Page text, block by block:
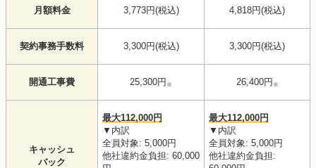
月額料金 3,773円(税込) 4,818円(税込)
契約事務手数料 3,300円(税込) 3,300円(税込)
開通工事費 25,300円 ※ 26,400円 ※
キャッシュ
バック
最大112,000円
▼内訳
全員対象: 5,000円
他社違約金負担: 60,000
最大112,000円
▼内訳
全員対象: 5,000円
他社違約金負担: